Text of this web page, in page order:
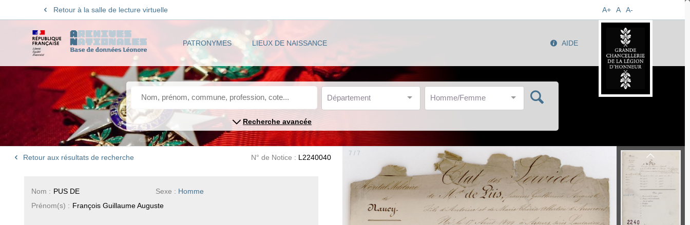
Retour à la salle de lecture virtuelle A+ A A-
PATRONYMES LIEUX DE NAISSANCE AIDE
Département Homme/Femme
Recherche avancée
Retour aux résultats de recherche N° de Notice : L2240040
Sexe : Homme
Nom : PUS DE
Prénom(s) : François Guillaume Auguste
7 / 7